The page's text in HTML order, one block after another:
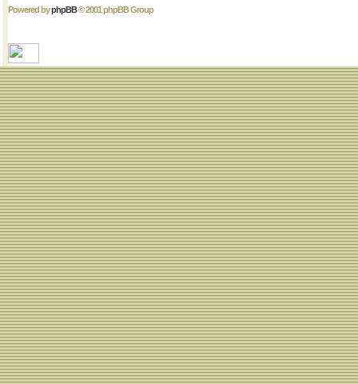
Powered byphpBB© 2001 phpBB Group